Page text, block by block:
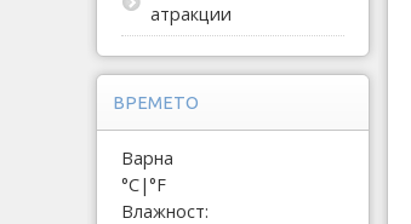
атракции
ВРЕМЕТО
Варна
°C|°F
Влажност: